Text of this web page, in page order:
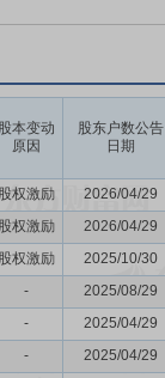
股本变动
原因
股东户数公告
日期
股权激励
2026/04/29
股权激励
2026/04/29
股权激励
2025/10/30
-
2025/08/29
-
2025/04/29
-
2025/04/29